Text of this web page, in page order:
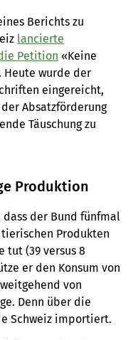
Berichts zu
lancierte
Petition «Keine
Heute wurde der
eingereicht,
der Absatzförderung
Täuschung zu
Produktion
der Bund fünfmal
Produkten
tut (39 versus 8
er den Konsum von
von
Denn über die
Schweiz importiert.